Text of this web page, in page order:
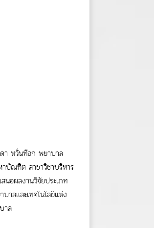
า หวั่นท๊อก พยาบาล
บัณฑิต สาขาวิชาบริหาร
นอผลงานวิจัยประเภท
าลและเทคโนโลยีแห่ง
าล